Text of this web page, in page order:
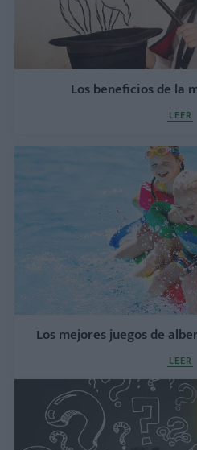
Los beneficios de la
LEER
Los mejores juegos de
LEER